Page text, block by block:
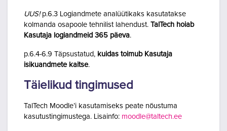
UUS!p.6.3 Logiandmete analüütikaks kasutatakse
kolmanda osapoole tehnilist lahendust. TalTech hoiab
Kasutaja logiandmeid 365 päeva.
p.6.4-6.9 Täpsustatud, kuidas toimub Kasutaja
isikuandmete kaitse.
Täielikud tingimused
TalTech Moodle’i kasutamiseks peate nõustuma
kasutustingimustega. Lisainfo: moodle@taltech.ee